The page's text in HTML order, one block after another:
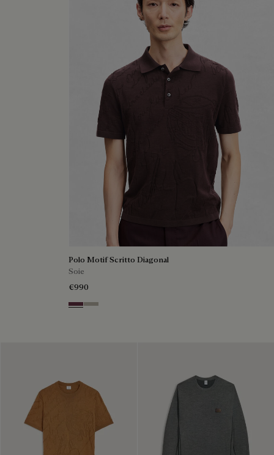
Polo Motif Scritto Diagonal
Soie
€990
Hershey
Salvia